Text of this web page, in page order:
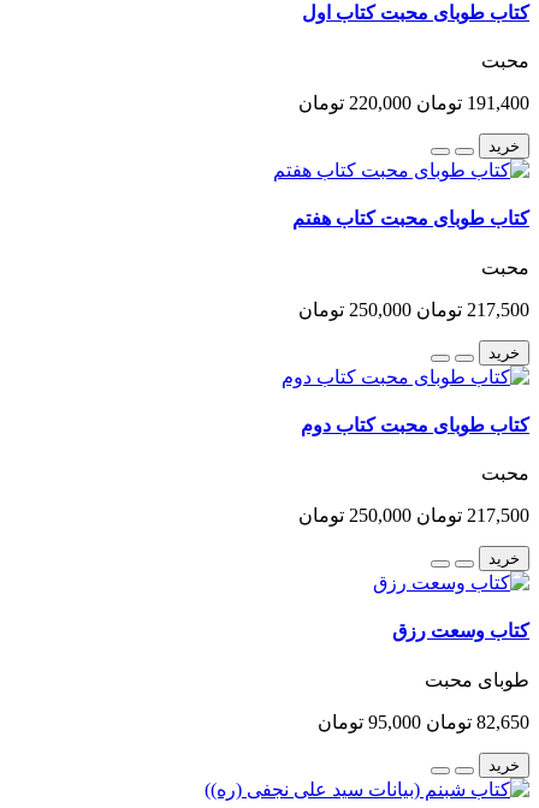
کتاب طوبای محبت کتاب اول
محبت
191,400 تومان 220,000 تومان
خرید
کتاب طوبای محبت کتاب هفتم
محبت
217,500 تومان 250,000 تومان
خرید
کتاب طوبای محبت کتاب دوم
محبت
217,500 تومان 250,000 تومان
خرید
کتاب وسعت رزق
طوبای محبت
82,650 تومان 95,000 تومان
خرید